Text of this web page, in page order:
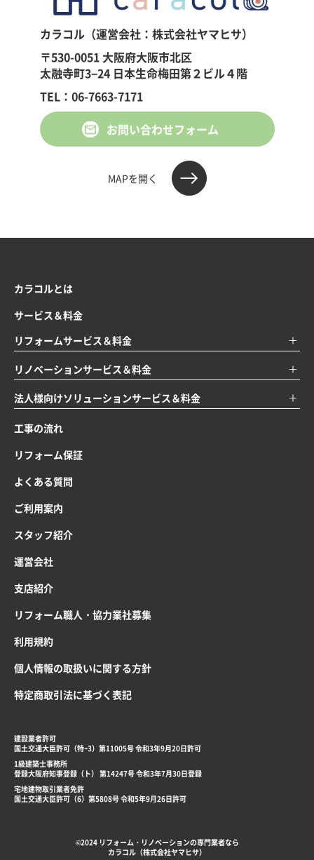
カラコル（運営会社：株式会社ヤマヒサ）
〒530-0051 大阪府大阪市北区
太融寺町3−24 日本生命梅田第２ビル４階
TEL：06-7663-7171
お問い合わせフォーム
MAPを開く
カラコルとは
サービス＆料金
リフォームサービス＆料金
リノベーションサービス＆料金
法人様向けソリューションサービス＆料金
工事の流れ
リフォーム保証
よくある質問
ご利用案内
スタッフ紹介
運営会社
支店紹介
リフォーム職人・協力業社募集
利用規約
個人情報の取扱いに関する方針
特定商取引法に基づく表記
建設業者許可
国土交通大臣許可（特ｰ3）第11005号 令和3年9月20日許可
1級建築士事務所
登録大阪府知事登録（ト） 第14247号 令和3年7月30日登録
宅地建物取引業者免許
国土交通大臣許可（6）第5808号 令和5年9月26日許可
©2024 リフォーム・リノベーションの専門業者なら
カラコル（株式会社ヤマヒサ）